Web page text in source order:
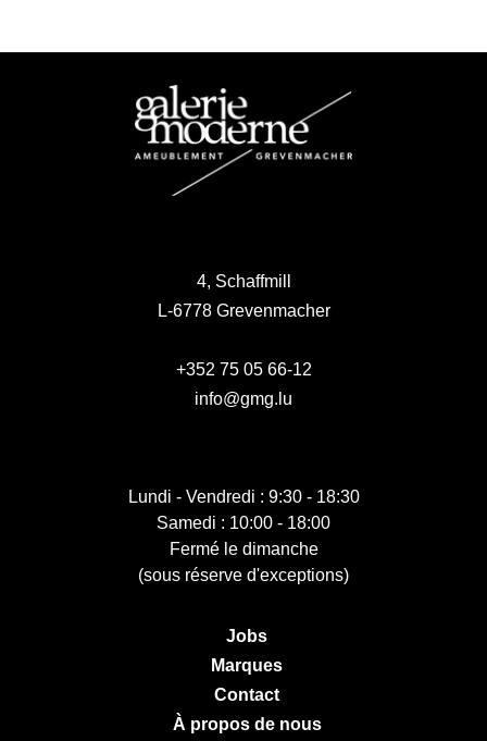
4, Schaffmill
L-6778 Grevenmacher
+352 75 05 66-12
info@gmg.lu
Lundi - Vendredi : 9:30 - 18:30
Samedi : 10:00 - 18:00
Fermé le dimanche
(sous réserve d'exceptions)
Jobs
Marques
Contact
À propos de nous